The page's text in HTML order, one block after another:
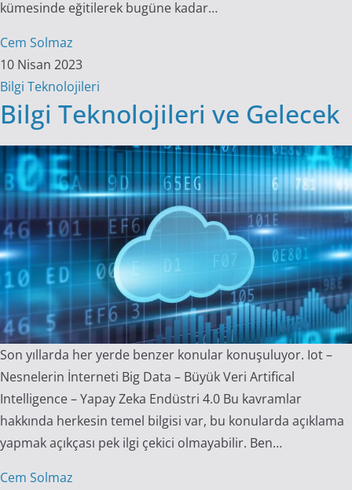
kümesinde eğitilerek bugüne kadar…
Cem Solmaz
10 Nisan 2023
Bilgi Teknolojileri
Bilgi Teknolojileri ve Gelecek
Son yıllarda her yerde benzer konular konuşuluyor. Iot –
Nesnelerin İnterneti Big Data – Büyük Veri Artifical
Intelligence – Yapay Zeka Endüstri 4.0 Bu kavramlar
hakkında herkesin temel bilgisi var, bu konularda açıklama
yapmak açıkçası pek ilgi çekici olmayabilir. Ben…
Cem Solmaz